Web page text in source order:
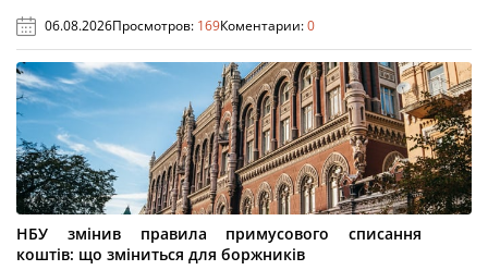
06.08.2026Просмотров: 169Коментарии:0
НБУ змінив правила примусового списання
коштів: що зміниться для боржників